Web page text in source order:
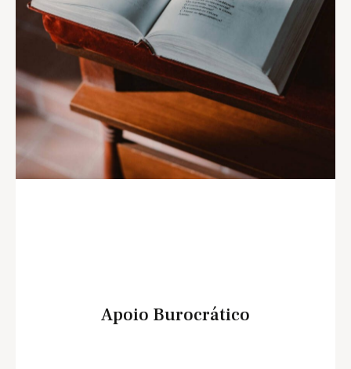
Apoio Burocrático